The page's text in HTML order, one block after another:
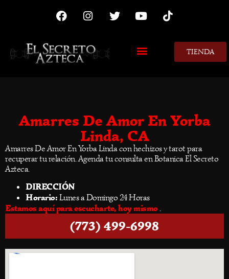
TIENDA
Amarres De Amor En Yorba
Linda, CA
Amarres De Amor En Yorba Linda con hechizos y tarot para
recuperar tu relación. Agenda tu consulta en Botanica El Secreto
Azteca.
DIRECCIÓN
Horario:Lunes a Domingo 24 Horas
Estamos aquí para escucharte, hoy mismo.
(773) 499-6998